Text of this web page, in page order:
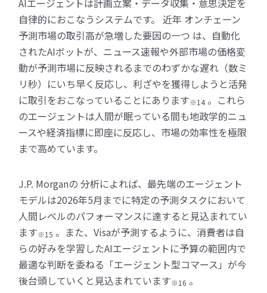
AIエージェントは計画立案・データ収集・意思決定を
自律的におこなうシステムです。 近年 オンチェーン
予測市場の取引高が急増した要因の一つ は、自動化
されたAIボットが、ニュース速報や外部市場の価格変
動が予測市場に反映されるまでのわずかな遅れ（数ミ
リ秒）にいち早く反応し、利ざやを獲得しようと活発
に取引をおこなっていることにあります※14 。これら
のエージェントは人間が眠っている間も地政学的ニュ
ースや経済指標に即座に反応し、市場の効率性を極限
まで高めています。
J.P. Morganの 分析によれば、最先端のエージェント
モデルは2026年5月までに特定の予測タスクにおいて
人間レベルのパフォーマンスに達すると見込まれてい
ます※15 。また、Visaが予測するように、消費者は自
らの好みを学習したAIエージェントに予算の範囲内で
最適な判断を委ねる「エージェント型コマース」が今
後台頭していくと見込まれています※16 。